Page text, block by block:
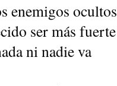
enemigos ocultos
ser más fuerte
ni nadie va